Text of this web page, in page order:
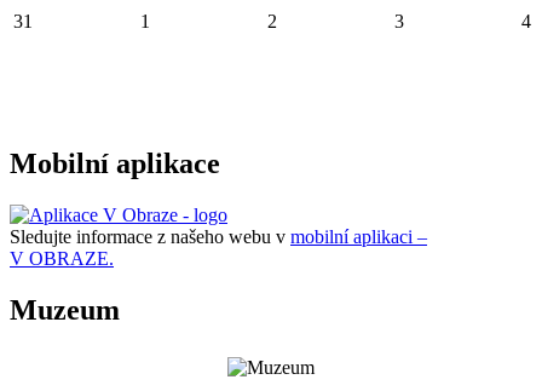
31 1 2 3 4
Mobilní aplikace
Sledujte informace z našeho webu v mobilní aplikaci –
V OBRAZE.
Muzeum